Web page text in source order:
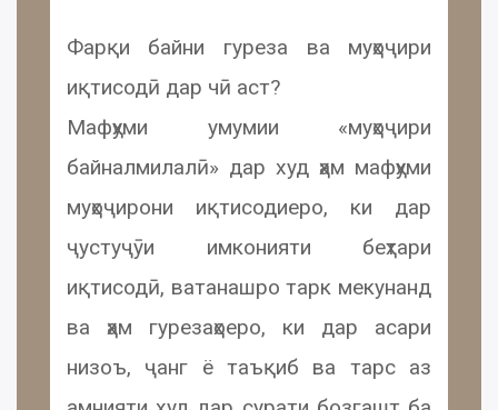
Фарқи байни гуреза ва муҳоҷири
иқтисодӣ дар чӣ аст?
Мафҳуми умумии «муҳоҷири
байналмилалӣ» дар худ ҳам мафҳуми
муҳоҷирони иқтисодиеро, ки дар
ҷустуҷӯи имконияти беҳтари
иқтисодӣ, ватанашро тарк мекунанд
ва ҳам гурезаҳоеро, ки дар асари
низоъ, ҷанг ё таъқиб ва тарс аз